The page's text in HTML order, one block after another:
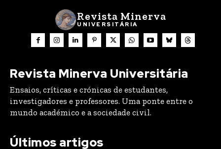
Revista Minerva
UNIVERSITÁRIA
Revista Minerva Universitária
Ensaios, críticas e crónicas de estudantes,
investigadores e professores. Uma ponte entre o
mundo académico e a sociedade civil.
Últimos artigos